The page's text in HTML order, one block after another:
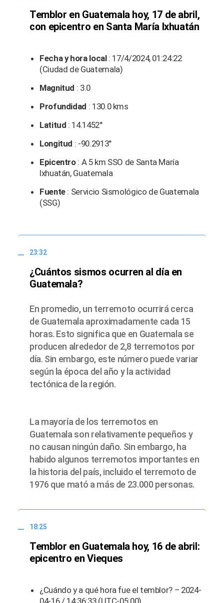
Temblor en Guatemala hoy, 17 de abril,
con epicentro en Santa María Ixhuatán
Fecha y hora local: 17/4/2024, 01:24:22
(Ciudad de Guatemala)
Magnitud : 3.0
Profundidad : 130.0 kms
Latitud : 14.1452°
Longitud : -90.2913°
Epicentro: A 5 km SSO de Santa María
Ixhuatán, Guatemala
Fuente: Servicio Sismológico de Guatemala
(SSG)
23:32
¿Cuántos sismos ocurren al día en
Guatemala?
En promedio, un terremoto ocurrirá cerca
de Guatemala aproximadamente cada 15
horas. Esto significa que en Guatemala se
producen alrededor de 2,8 terremotos por
día. Sin embargo, este número puede variar
según la época del año y la actividad
tectónica de la región.
La mayoría de los terremotos en
Guatemala son relativamente pequeños y
no causan ningún daño. Sin embargo, ha
habido algunos terremotos importantes en
la historia del país, incluido el terremoto de
1976 que mató a más de 23.000 personas.
18:25
Temblor en Guatemala hoy, 16 de abril:
epicentro en Vieques
¿Cuándo y a qué hora fue el temblor? – 2024-